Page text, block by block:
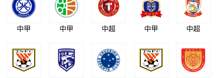
中甲 中甲 中超 中甲 中超